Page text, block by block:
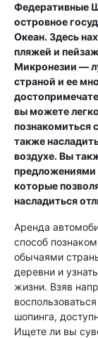
Федеративные
островное
Океан. Здесь
пляжей и
Микронезии —
страной и ее
вы можете
познакомиться
также
воздухе. Вы
предложениями
которые
насладиться
Аренда
способ
обычаями
деревни и
жизни. Взяв
шопинга,
Ищете ли вы